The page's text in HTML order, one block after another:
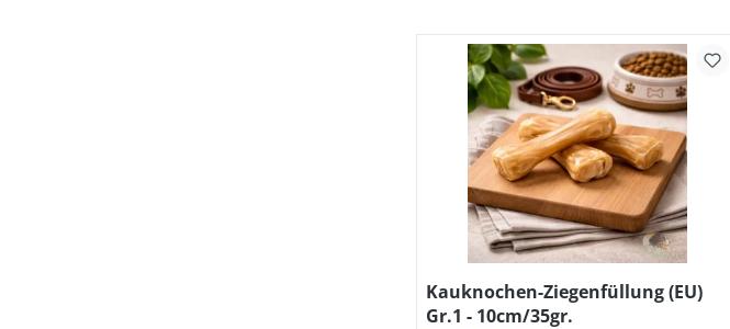
Kauknochen-Ziegenfüllung (EU)
Gr.1 - 10cm/35gr.